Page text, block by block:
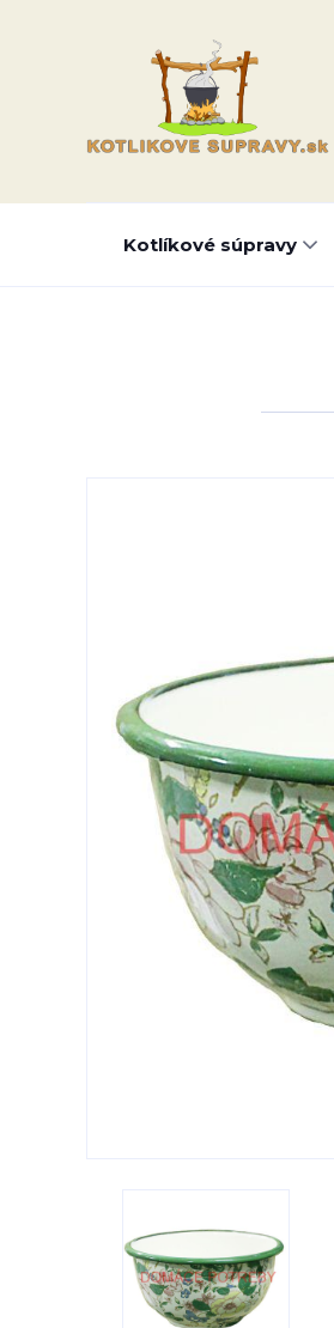
Kotlíkové súpravy